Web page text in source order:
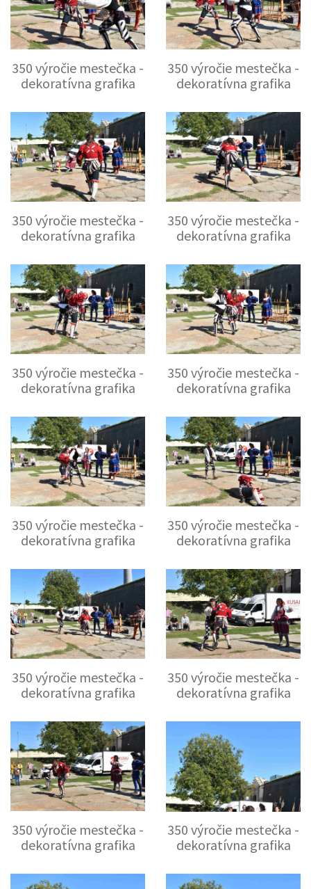
350 výročie mestečka -
dekoratívna grafika
350 výročie mestečka -
dekoratívna grafika
350 výročie mestečka -
dekoratívna grafika
350 výročie mestečka -
dekoratívna grafika
350 výročie mestečka -
dekoratívna grafika
350 výročie mestečka -
dekoratívna grafika
350 výročie mestečka -
dekoratívna grafika
350 výročie mestečka -
dekoratívna grafika
350 výročie mestečka -
dekoratívna grafika
350 výročie mestečka -
dekoratívna grafika
350 výročie mestečka -
dekoratívna grafika
350 výročie mestečka -
dekoratívna grafika